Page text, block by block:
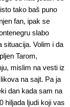
tako baš puno
fan, ipak se
slabo
situacija. Volim i da
Tarom,
mislim na vesti iz
na sajt. Pa ja
dan kada sam na
hiljada ljudi koji vas